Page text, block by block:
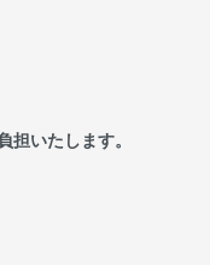
担いたします。